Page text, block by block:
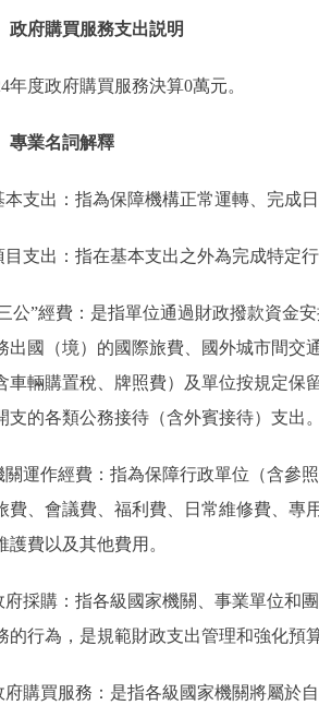
政府購買服務支出説明
年度政府購買服務決算0萬元。
專業名詞解釋
本支出：指為保障機構正常運轉、完成
目支出：指在基本支出之外為完成特定
公”經費：是指單位通過財政撥款資金
出國（境）的國際旅費、國外城市間交
車輛購置稅、牌照費）及單位按規定保
支的各類公務接待（含外賓接待）支出
關運作經費：指為保障行政單位（含參
費、會議費、福利費、日常維修費、專
護費以及其他費用。
府採購：指各級國家機關、事業單位和
的行為，是規範財政支出管理和強化預
府購買服務：是指各級國家機關將屬於